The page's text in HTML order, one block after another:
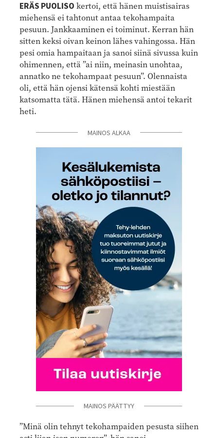
ERÄS PUOLISO kertoi, että hänen muistisairas
miehensä ei tahtonut antaa tekohampaita
pesuun. Jankkaaminen ei toiminut. Kerran hän
sitten keksi oivan keinon lähes vahingossa. Hän
pesi omia hampaitaan ja sanoi siinä sivussa kuin
ohimennen, että ”ai niin, meinasin unohtaa,
annatko ne tekohampaat pesuun”. Olennaista
oli, että hän ojensi kätensä kohti miestään
katsomatta tätä. Hänen miehensä antoi tekarit
heti.
MAINOS ALKAA
MAINOS PÄÄTTYY
”Minä olin tehnyt tekohampaiden pesusta siihen